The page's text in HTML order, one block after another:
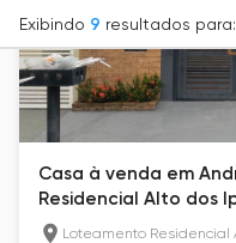
Exibindo 9 resultados para:
Casa à venda em
Residencial Alto dos
m² Loteamento Residencial